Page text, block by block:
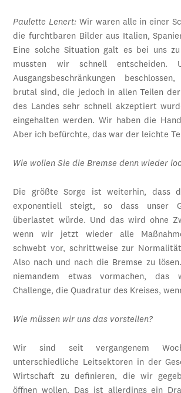
Paulette Lenert: Wir waren alle in einer
die furchtbaren Bilder aus Italien,
Eine solche Situation galt es bei uns
mussten wir schnell entscheiden.
Ausgangsbeschränkungen
brutal sind, die jedoch in allen Teilen der
des Landes sehr schnell akzeptiert
eingehalten werden. Wir haben die
Aber ich befürchte, das war der leichte
Wie wollen Sie die Bremse denn wieder
Die größte Sorge ist weiterhin, dass
exponentiell steigt, so dass unser
überlastet würde. Und das wird ohne
wenn wir jetzt wieder alle
schwebt vor, schrittweise zur
Also nach und nach die Bremse zu
niemandem etwas vormachen,
Challenge, die Quadratur des Kreises,
Wie müssen wir uns das vorstellen?
Wir sind seit vergangenem
unterschiedliche Leitsektoren in der
Wirtschaft zu definieren, die wir
öffnen wollen. Das ist allerdings ein